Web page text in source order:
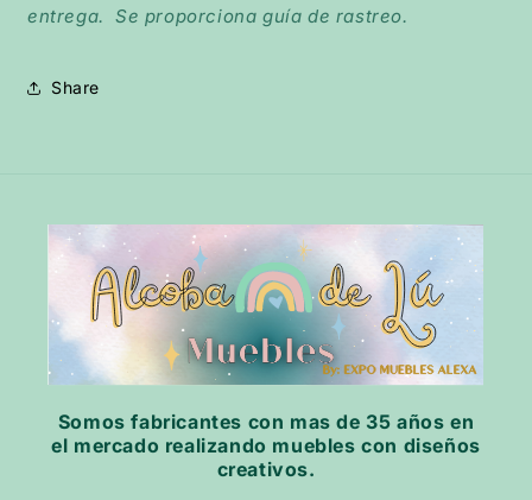
entrega. Se proporciona guía de rastreo.
Share
Somos fabricantes con mas de 35 años en
el mercado realizando muebles con diseños
creativos.